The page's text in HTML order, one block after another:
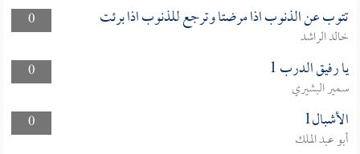
0
تتوب عن الذنوب اذا مرضتا وترجع للذنوب اذا برئت
خالد الراشد
0
يا رفيق الدرب 1
سمير البشيري
0
الأشبال1
أبو عبد الملك